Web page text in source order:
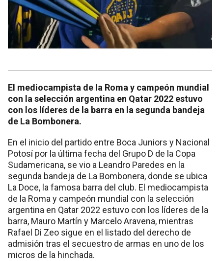
El mediocampista de la Roma y campeón mundial
con la selección argentina en Qatar 2022 estuvo
con los líderes de la barra en la segunda bandeja
de La Bombonera.
En el inicio del partido entre Boca Juniors y Nacional
Potosí por la última fecha del Grupo D de la Copa
Sudamericana, se vio a Leandro Paredes en la
segunda bandeja de La Bombonera, donde se ubica
La Doce, la famosa barra del club. El mediocampista
de la Roma y campeón mundial con la selección
argentina en Qatar 2022 estuvo con los líderes de la
barra, Mauro Martín y Marcelo Aravena, mientras
Rafael Di Zeo sigue en el listado del derecho de
admisión tras el secuestro de armas en uno de los
micros de la hinchada.